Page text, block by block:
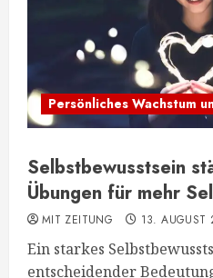
Persönliches Wachstum
Selbstbewusstsein
Übungen für mehr
MIT ZEITUNG 13. AUGUST
Ein starkes
entscheidender